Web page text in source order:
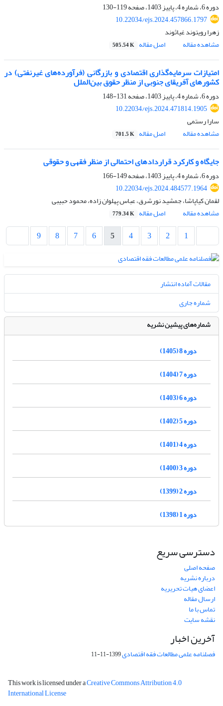
دوره 6، شماره 4، پاییز 1403، صفحه
119-130
10.22034/ejs.2024.457866.1797
زهرا رویتوند غیاثوند
مشاهده مقاله
اصل مقاله 505.54 K
امتیازات سرمایه‌گذاری اقتصادی و بازرگانی (فرآورده‌های غیرنفتی) در
کشورهای آفریقای جنوبی از منظر حقوق بین‌الملل
دوره 6، شماره 4، پاییز 1403، صفحه
131-148
10.22034/ejs.2024.471814.1905
سارا رستمی
مشاهده مقاله
اصل مقاله 701.5 K
جایگاه و کارکرد ‌قراردادهای ‌احتمالی از منظر فقهی و حقوقی
دوره 6، شماره 4، پاییز 1403، صفحه
149-166
10.22034/ejs.2024.484577.1964
لقمان کیاپاشا، جمشید نورشرق، عباس پهلوان زاده، محمود حبیبی
مشاهده مقاله
اصل مقاله 779.34 K
1
2
3
4
5
6
7
8
9
مقالات آماده انتشار
شماره جاری
شماره‌های پیشین نشریه
دوره 8 (1405)
دوره 7 (1404)
دوره 6 (1403)
دوره 5 (1402)
دوره 4 (1401)
دوره 3 (1400)
دوره 2 (1399)
دوره 1 (1398)
دسترسی سریع
صفحه اصلی
درباره نشریه
اعضای هیات تحریریه
ارسال مقاله
تماس با ما
نقشه سایت
آخرین اخبار
فصلنامه علمی مطالعات فقه اقتصادی1399-11-11
This work is licensed under aCreative Commons Attribution 4.0
International License